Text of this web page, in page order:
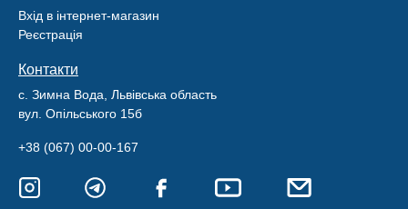
Вхід в інтернет-магазин
Реєстрація
Контакти
с. Зимна Вода, Львівська область
вул. Опільського 15б
+38 (067) 00-00-167